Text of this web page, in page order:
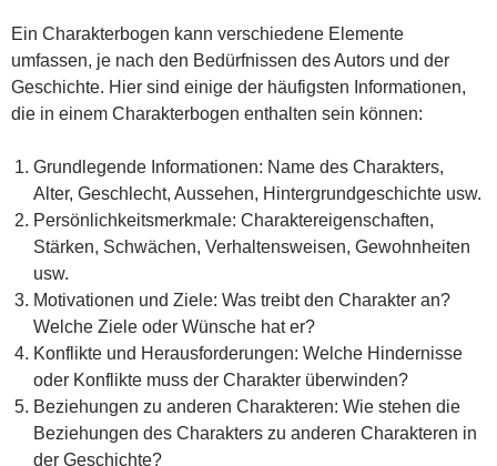
Ein Charakterbogen kann verschiedene Elemente
umfassen, je nach den Bedürfnissen des Autors und der
Geschichte. Hier sind einige der häufigsten Informationen,
die in einem Charakterbogen enthalten sein können:
Grundlegende Informationen: Name des Charakters,
Alter, Geschlecht, Aussehen, Hintergrundgeschichte usw.
Persönlichkeitsmerkmale: Charaktereigenschaften,
Stärken, Schwächen, Verhaltensweisen, Gewohnheiten
usw.
Motivationen und Ziele: Was treibt den Charakter an?
Welche Ziele oder Wünsche hat er?
Konflikte und Herausforderungen: Welche Hindernisse
oder Konflikte muss der Charakter überwinden?
Beziehungen zu anderen Charakteren: Wie stehen die
Beziehungen des Charakters zu anderen Charakteren in
der Geschichte?